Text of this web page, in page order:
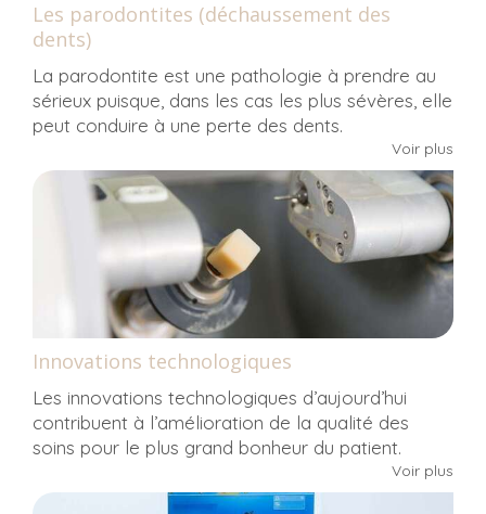
Les parodontites (déchaussement des
dents)
La parodontite est une pathologie à prendre au
sérieux puisque, dans les cas les plus sévères, elle
peut conduire à une perte des dents.
Voir plus
Innovations technologiques
Les innovations technologiques d’aujourd’hui
contribuent à l’amélioration de la qualité des
soins pour le plus grand bonheur du patient.
Voir plus